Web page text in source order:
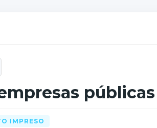
públicas
IMPRESO